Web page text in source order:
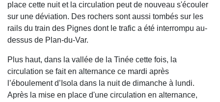
place cette nuit et la circulation peut de nouveau s'écouler
sur une déviation. Des rochers sont aussi tombés sur les
rails du train des Pignes dont le trafic a été interrompu au-
dessus de Plan-du-Var.
Plus haut, dans la vallée de la Tinée cette fois, la
circulation se fait en alternance ce mardi après
l’éboulement d’Isola dans la nuit de dimanche à lundi.
Après la mise en place d'une circulation en alternance,